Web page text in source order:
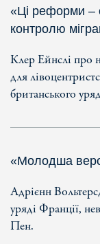
«Ці реформи –
контролю
Клер Ейнслі про
для
британського
«Молодша
Адрієнн
уряді Франції,
Пен.